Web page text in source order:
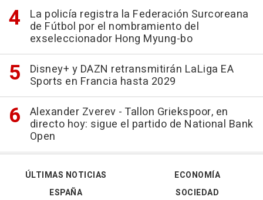
La policía registra la Federación Surcoreana
de Fútbol por el nombramiento del
exseleccionador Hong Myung-bo
Disney+ y DAZN retransmitirán LaLiga EA
Sports en Francia hasta 2029
Alexander Zverev - Tallon Griekspoor, en
directo hoy: sigue el partido de National Bank
Open
ÚLTIMAS NOTICIAS
ESPAÑA
ECONOMÍA
SOCIEDAD